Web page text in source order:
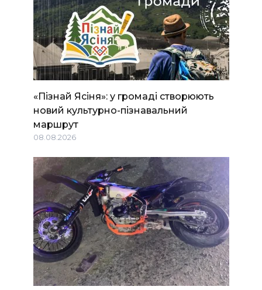
«Пізнай Ясіня»: у громаді створюють
новий культурно-пізнавальний
маршрут
08.08.2026